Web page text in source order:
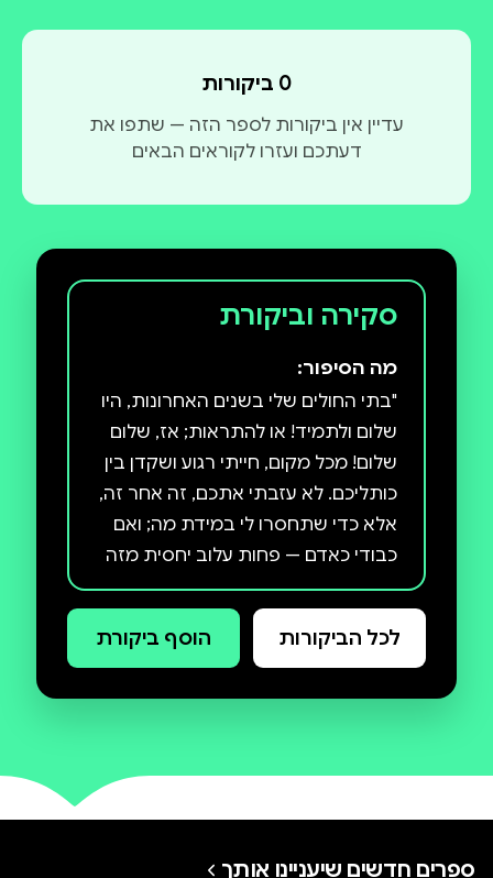
0 ביקורות
עדיין אין ביקורות לספר הזה — שתפו את
דעתכם ועזרו לקוראים הבאים
סקירה וביקורת
מה הסיפור:
"בתי החולים שלי בשנים האחרונות, היו
שלום ולתמיד! או להתראות; אז, שלום
שלום! מכל מקום, חייתי רגוע ושקדן בין
כותליכם. לא עזבתי אתכם, זה אחר זה,
אלא כדי שתחסרו לי במידת מה; ואם
כבודי כאדם — פחות עלוב יחסית מזה
של הנזקקים ביותר, עד דמעות, בקרב
הקבועים שבכם — כמו גם האינסטינקט
הטוב של אזרח הגון כמוני, שסירב
לפרקים, תכופות בטרם עת, אל מחוץ
חולים טובים, שלמרות כל החדגוניות
לכל הביקורות הוסף ביקורת
ספרים חדשים שיעניינו אותך